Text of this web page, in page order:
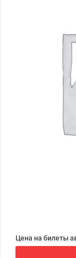
Цена на билеты